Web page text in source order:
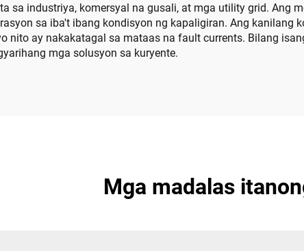
sa industriya, komersyal na gusali, at mga utility grid. Ang
sa iba't ibang kondisyon ng kapaligiran. Ang kanilang
nito ay nakakatagal sa mataas na fault currents. Bilang
mga solusyon sa kuryente.
Mga madalas